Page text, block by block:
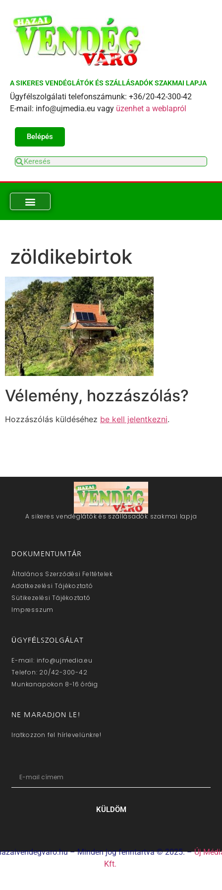
A SIKERES VENDÉGLÁTÓK ÉS SZÁLLÁSADÓK SZAKMAI LAPJA
Ügyfélszolgálati telefonszámunk: +36/20-42-300-42
E-mail: info@ujmedia.eu vagy üzenhet a weblapról
Belépés
zöldikebirtok
Vélemény, hozzászólás?
Hozzászólás küldéséhez be kell jelentkezni.
A sikeres vendéglátók és szállásadók szakmai lapja
DOKUMENTUMTÁR
Általános Szerződési Feltételek
Adatkezelési Tájékoztató
Sütikezelési Tájékoztató
Impresszum
ÜGYFÉLSZOLGÁLAT
E-mail: info@ujmedia.eu
Telefon: 20/42-300-42
Munkanapokon 8-16 óráig
NE MARADJON LE!
Iratkozzon fel hírlevelünkre!
KÜLDÖM
– Minden jog fenntartva © 2025. –Új
Kft.